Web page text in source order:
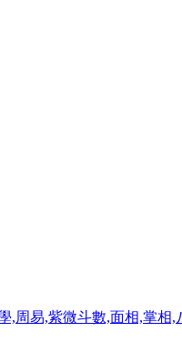
周易,紫微斗數,面相,掌相